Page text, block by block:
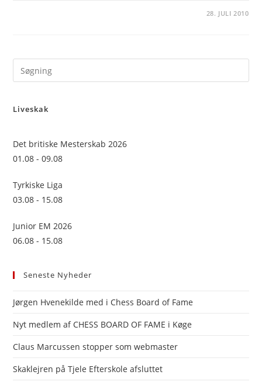
28. JULI 2010
Liveskak
Det britiske Mesterskab 2026
01.08 - 09.08
Tyrkiske Liga
03.08 - 15.08
Junior EM 2026
06.08 - 15.08
Seneste Nyheder
Jørgen Hvenekilde med i Chess Board of Fame
Nyt medlem af CHESS BOARD OF FAME i Køge
Claus Marcussen stopper som webmaster
Skaklejren på Tjele Efterskole afsluttet